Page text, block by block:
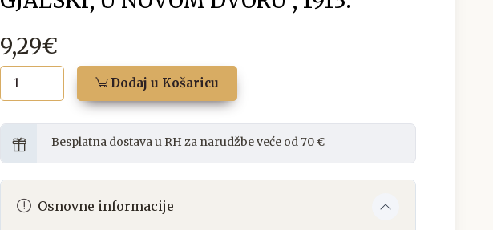
9,29€
Dodaj u Košaricu
Besplatna dostava u RH za narudžbe veće od 70 €
Osnovne informacije